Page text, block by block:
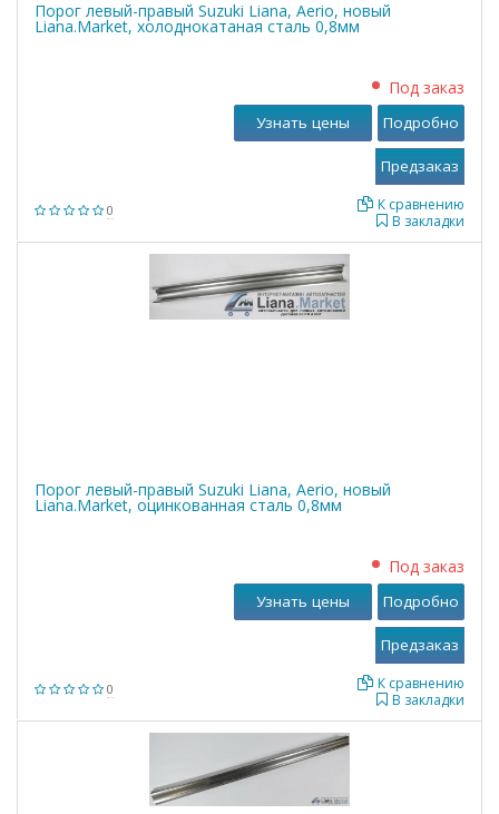
Порог левый-правый Suzuki Liana, Aerio, новый
Liana.Market, холоднокатаная сталь 0,8мм
0
Под заказ
В закладки
К сравнению
Узнать цены Подробно
Порог левый-правый Suzuki Liana, Aerio, новый
Liana.Market, оцинкованная сталь 0,8мм
0
Под заказ
В закладки
К сравнению
Узнать цены Подробно